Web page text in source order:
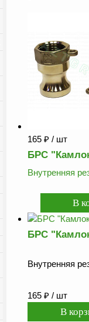
165 ₽ / шт
БРС
Внутренняя
БРС
Внутренняя
165 ₽ / шт